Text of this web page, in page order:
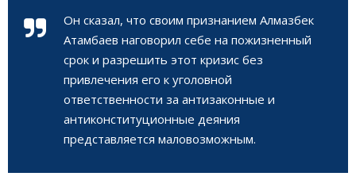
Он сказал, что своим признанием Алмазбек
Атамбаев наговорил себе на пожизненный
срок и разрешить этот кризис без
привлечения его к уголовной
ответственности за антизаконные и
антиконституционные деяния
представляется маловозможным.